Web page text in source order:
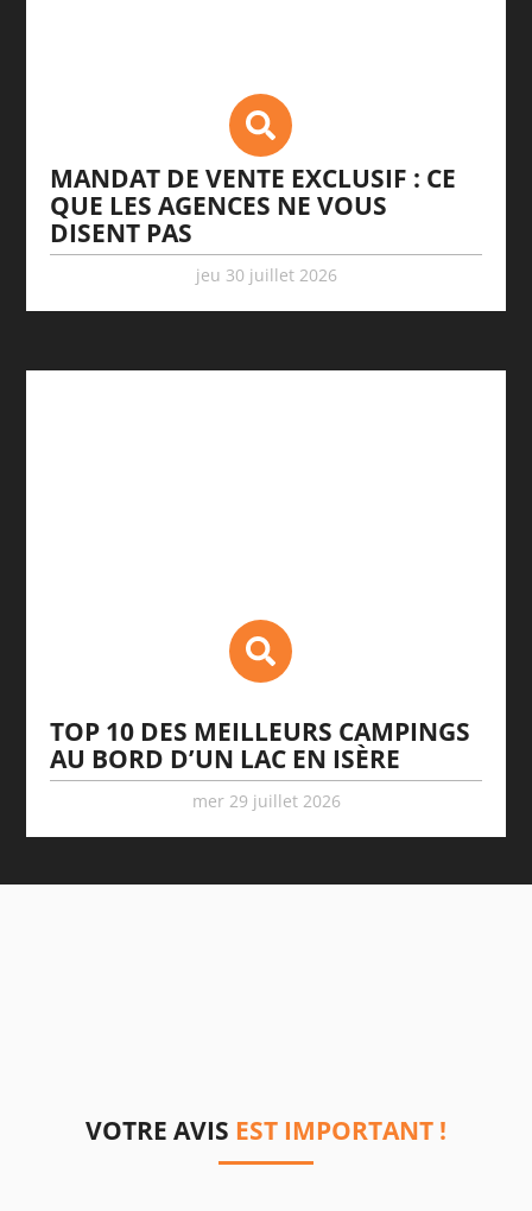
MANDAT DE VENTE EXCLUSIF : CE
QUE LES AGENCES NE VOUS
DISENT PAS
jeu 30 juillet 2026
TOP 10 DES MEILLEURS CAMPINGS
AU BORD D’UN LAC EN ISÈRE
mer 29 juillet 2026
VOTRE AVIS EST IMPORTANT !